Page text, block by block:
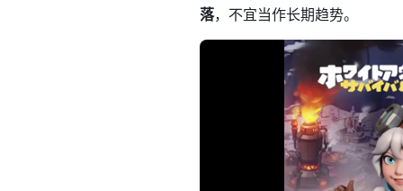
落，不宜当作长期趋势。